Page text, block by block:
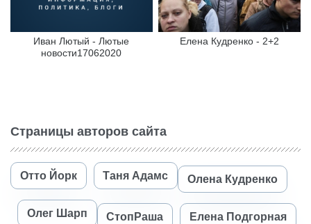
Иван Лютый - Лютые
новости17062020
Елена Кудренко - 2+2
Страницы авторов сайта
Отто Йорк Таня Адамс Олена Кудренко
Олег Шарп СтопРаша Елена Подгорная